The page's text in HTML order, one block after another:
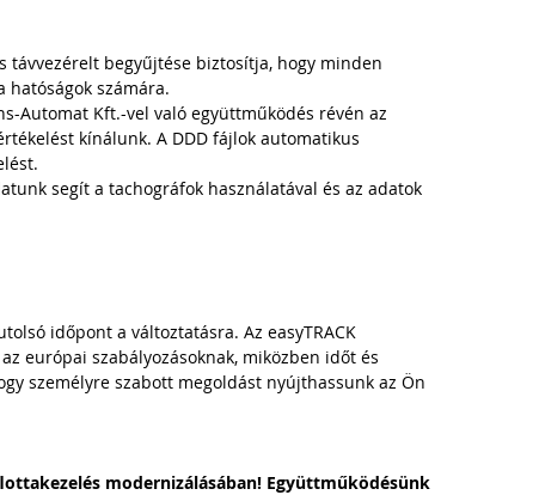
távvezérelt begyűjtése biztosítja, hogy minden
hatóságok számára.
Automat Kft.-vel való együttműködés révén az
kínálunk. A DDD fájlok automatikus
segít a tachográfok használatával és az adatok
időpont a változtatásra. Az easyTRACK
európai szabályozásoknak, miközben időt és
személyre szabott megoldást nyújthassunk az Ön
modernizálásában! Együttműködésünk